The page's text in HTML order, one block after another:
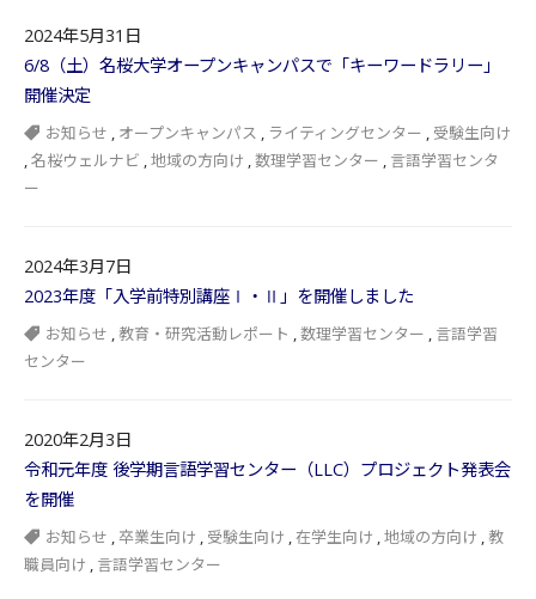
2024年5月31日
6/8（土）名桜大学オープンキャンパスで「キーワードラリー」
開催決定
お知らせ , オープンキャンパス , ライティングセンター , 受験生向け
,名桜ウェルナビ ,地域の方向け ,数理学習センター , 言語学習センタ
ー
2024年3月7日
2023年度「入学前特別講座Ⅰ・Ⅱ」を開催しました
お知らせ , 教育・研究活動レポート ,数理学習センター , 言語学習
センター
2020年2月3日
令和元年度 後学期言語学習センター（LLC）プロジェクト発表会
を開催
お知らせ ,卒業生向け , 受験生向け ,在学生向け ,地域の方向け , 教
職員向け , 言語学習センター